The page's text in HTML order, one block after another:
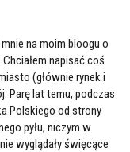
na moim bloogu o
napisać coś
(głównie rynek i
Parę lat temu, podczas
Polskiego od strony
pyłu, niczym w
wyglądały święcące